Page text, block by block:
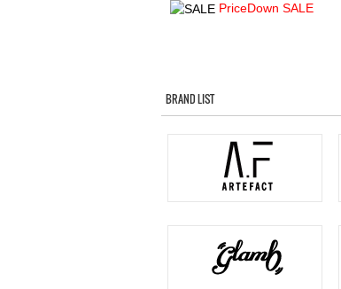
PriceDown SALE
BRAND LIST